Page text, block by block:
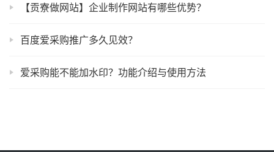
【贡寮做网站】企业制作网站有哪些优势？
百度爱采购推广多久见效？
爱采购能不能加水印？功能介绍与使用方法